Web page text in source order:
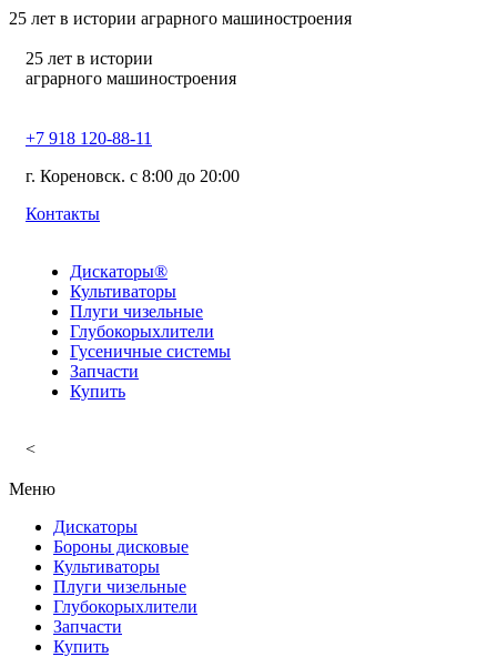
25 лет в истории аграрного машиностроения
25 лет в истории
аграрного машиностроения
+7 918 120-88-11
г. Кореновск. c 8:00 до 20:00
Контакты
Дискаторы®
Культиваторы
Плуги чизельные
Глубокорыхлители
Гусеничные системы
Запчасти
Купить
<
Меню
Дискаторы
Бороны дисковые
Культиваторы
Плуги чизельные
Глубокорыхлители
Запчасти
Купить